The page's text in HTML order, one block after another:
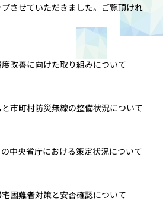
させていただきました。ご覧頂けれ
改善に向けた取り組みについて
市町村防災無線の整備状況について
中央省庁における策定状況について
困難者対策と安否確認について